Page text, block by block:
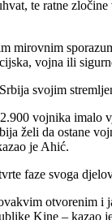
te ratne
mirovnim
vojna ili
svojim
vojnika
želi da ostane
je Ahić.
faze svoga
Kine – kazao